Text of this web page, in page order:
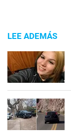
LEE ADEMÁS